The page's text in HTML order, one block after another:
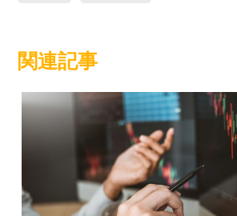
関連記事